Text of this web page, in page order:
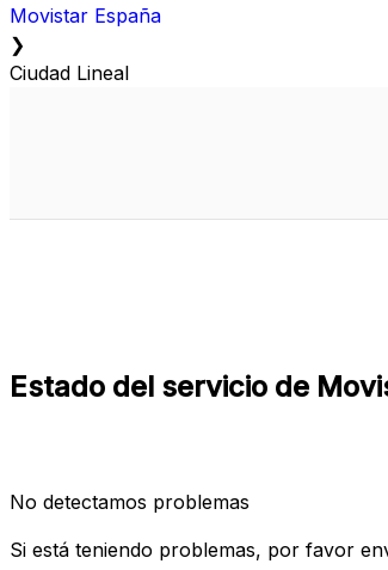
Movistar España
❯
Ciudad Lineal
Estado del servicio de
No detectamos problemas
Si está teniendo problemas, por favor